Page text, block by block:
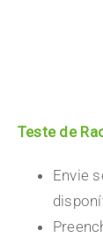
Teste de
Envie